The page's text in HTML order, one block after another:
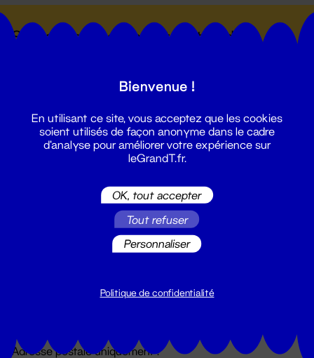
Suivez toutes les actualités du
Du lundi au vendredi 14h → 18h
Adresse postale uniquement :
Bienvenue !
En utilisant ce site, vous acceptez que les cookies
soient utilisés de façon anonyme dans le cadre
d'analyse pour améliorer votre expérience sur
leGrandT.fr.
OK, tout accepter
Tout refuser
Personnaliser
Politique de confidentialité